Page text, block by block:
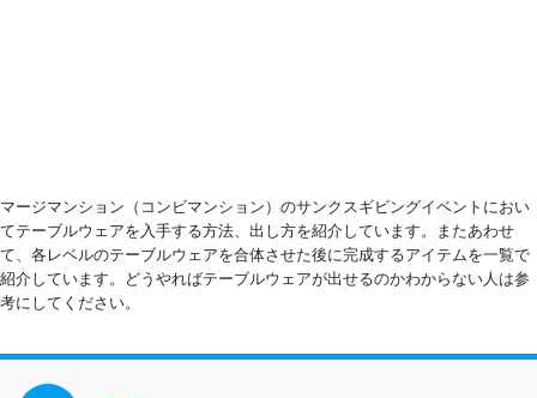
マージマンション（コンビマンション）のサンクスギビングイベントにおい
てテーブルウェアを入手する方法、出し方を紹介しています。またあわせ
て、各レベルのテーブルウェアを合体させた後に完成するアイテムを一覧で
紹介しています。どうやればテーブルウェアが出せるのかわからない人は参
考にしてください。